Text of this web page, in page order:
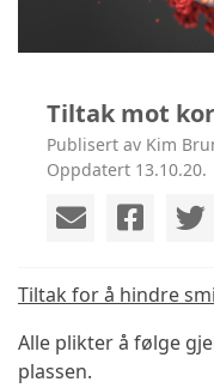
Tiltak mot
Publisert av Kim
Oppdatert 13.10.20.
Tiltak for å hindre
Alle plikter å følge
plassen.